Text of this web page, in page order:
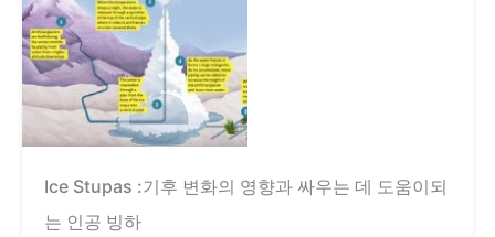
Ice Stupas :기후 변화의 영향과 싸우는 데 도움이되
는 인공 빙하